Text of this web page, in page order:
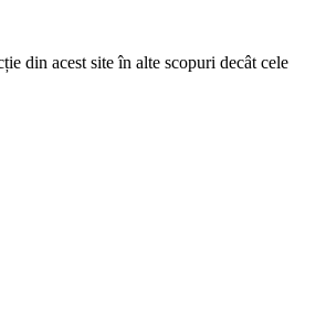
din acest site în alte scopuri decât cele